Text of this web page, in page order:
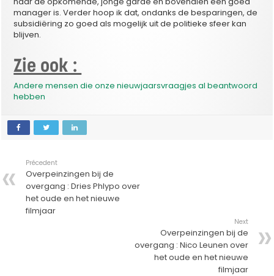
manager is. Verder hoop ik dat, ondanks de besparingen, de
subsidiëring zo goed als mogelijk uit de politieke sfeer kan
blijven.
Zie ook :
Andere mensen die onze nieuwjaarsvraagjes al beantwoord
hebben
Précedent
Overpeinzingen bij de
overgang : Dries Phlypo over
het oude en het nieuwe
filmjaar
Next
Overpeinzingen bij de
overgang : Nico Leunen over
het oude en het nieuwe
filmjaar